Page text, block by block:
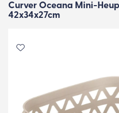
Curver Oceana Mini-
42x34x27cm